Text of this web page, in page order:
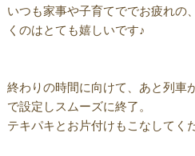
いつも家事や子育てででお疲れの
くのはとても嬉しいです♪
終わりの時間に向けて、あと列車
で設定しスムーズに終了。
テキパキとお片付けもこなしてく